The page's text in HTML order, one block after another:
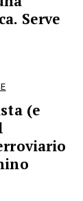
Serve
(e